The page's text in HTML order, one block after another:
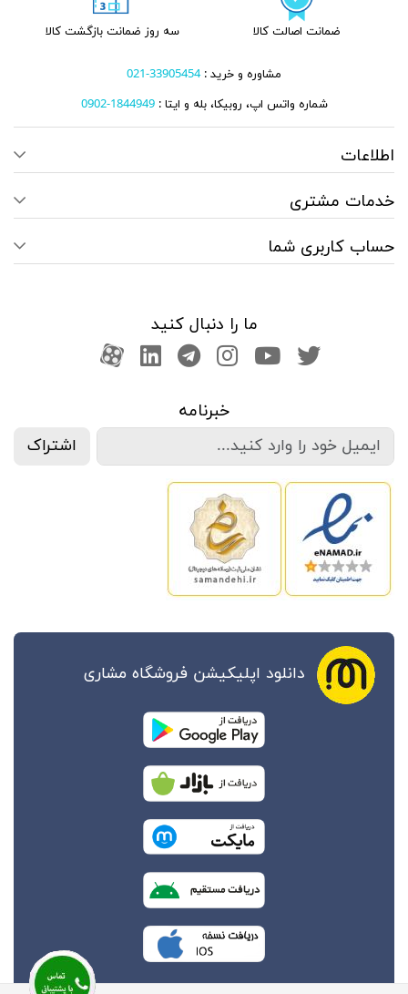
ضمانت اصالت کالا سه روز ضمانت بازگشت کالا
مشاوره و خرید :33905454-021
شماره واتس اپ، روبیکا، بله و ایتا : 1844949-0902
اطلاعات
خدمات مشتری
حساب کاربری شما
ما را دنبال کنید
صفحه تویتر
کانال یوتوب
اینستاگرام
کانال تلگرام
کانال لینکدین
آپارات
خبرنامه
اشتراک
دانلود اپلیکیشن فروشگاه مشاری